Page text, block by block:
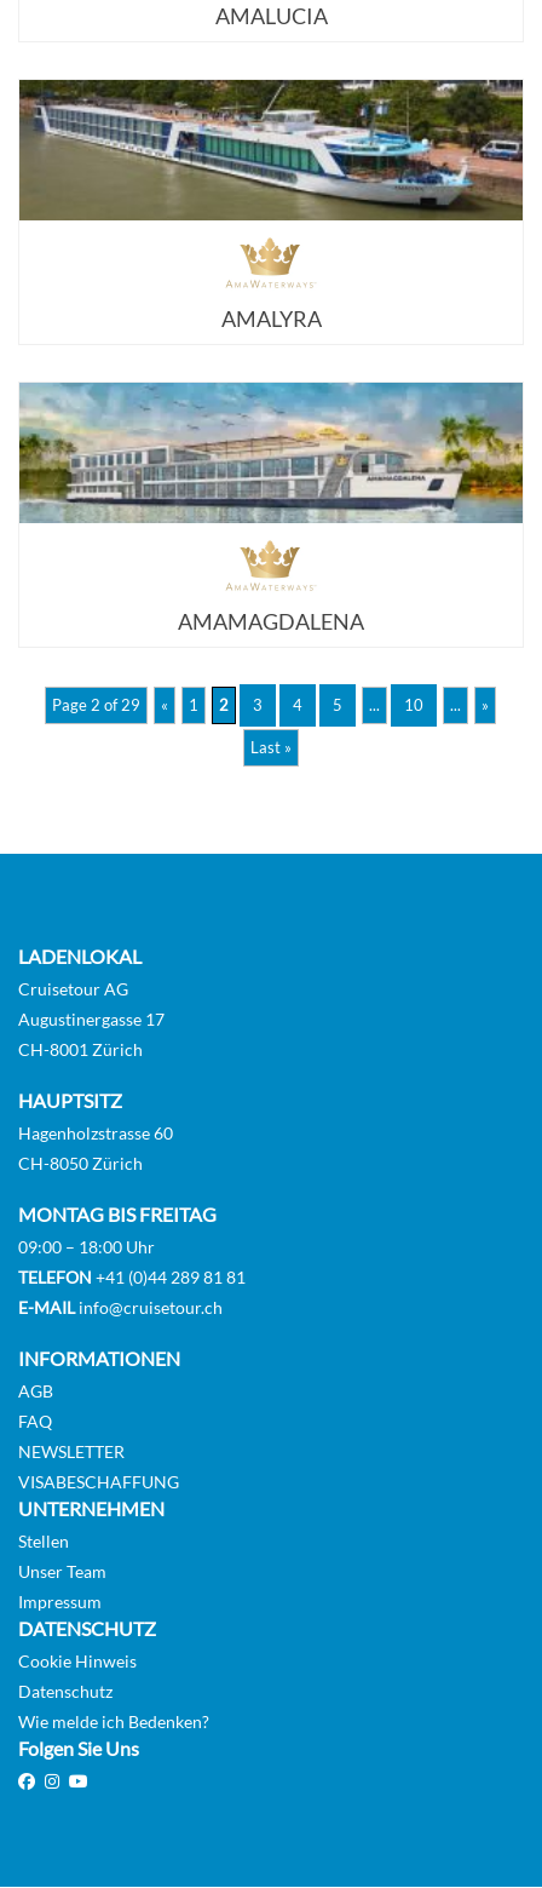
AMALUCIA
AMALYRA
AMAMAGDALENA
Page 2 of 29 « 1 2 3 4 5 ... 10 ... »
Last »
LADENLOKAL
Cruisetour AG
Augustinergasse 17
CH-8001 Zürich
HAUPTSITZ
Hagenholzstrasse 60
CH-8050 Zürich
MONTAG BIS FREITAG
09:00 – 18:00 Uhr
TELEFON +41 (0)44 289 81 81
E-MAILinfo@cruisetour.ch
INFORMATIONEN
AGB
FAQ
NEWSLETTER
VISABESCHAFFUNG
UNTERNEHMEN
Stellen
Unser Team
Impressum
DATENSCHUTZ
Cookie Hinweis
Datenschutz
Wie melde ich Bedenken?
Folgen Sie Uns